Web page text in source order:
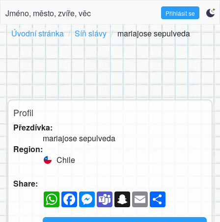
Jméno, město, zvíře, věc Přihlásit se
Úvodní stránka Síň slávy mariajose sepulveda
Profil
Přezdívka:
mariajose sepulveda
Region:
Chile
Share:
WhatsAppFacebookMessenger
TeamsSnapchat
Email